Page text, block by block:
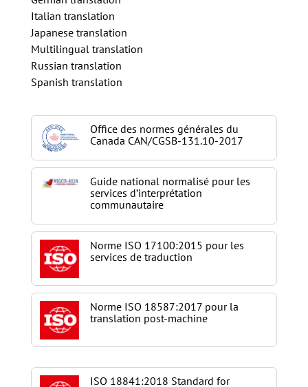
Italian translation
Japanese translation
Multilingual translation
Russian translation
Spanish translation
Office des normes générales du
Canada CAN/CGSB-131.10-2017
Guide national normalisé pour les
services d’interprétation
communautaire
Norme ISO 17100:2015 pour les
services de traduction
Norme ISO 18587:2017 pour la
translation post-machine
ISO 18841:2018 Standard for